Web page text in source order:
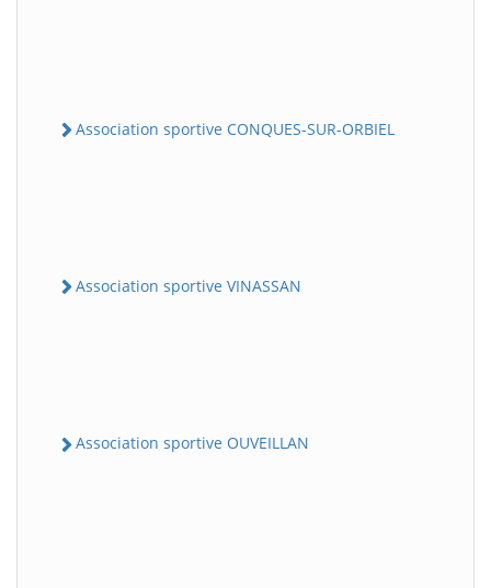
Association sportive CONQUES-SUR-ORBIEL
Association sportive VINASSAN
Association sportive OUVEILLAN